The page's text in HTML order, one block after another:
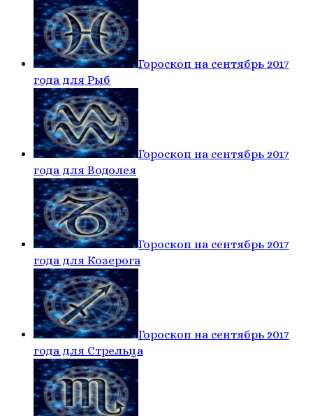
Гороскоп на сентябрь 2017
года для Рыб
Гороскоп на сентябрь 2017
года для Водолея
Гороскоп на сентябрь 2017
года для Козерога
Гороскоп на сентябрь 2017
года для Стрельца